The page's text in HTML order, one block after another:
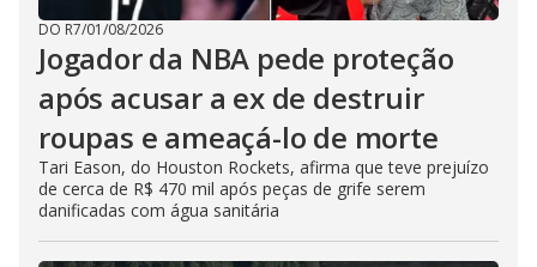
DO R7/01/08/2026
Jogador da NBA pede proteção
após acusar a ex de destruir
roupas e ameaçá-lo de morte
Tari Eason, do Houston Rockets, afirma que teve prejuízo
de cerca de R$ 470 mil após peças de grife serem
danificadas com água sanitária